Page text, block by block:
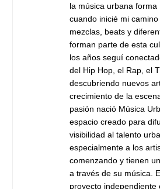
la música urbana forma
cuando inicié mi
mezclas, beats y
forman parte de esta
los años seguí
del Hip Hop, el Rap, el
descubriendo nuevos
crecimiento de la
pasión nació Música
espacio creado para
visibilidad al talento
especialmente a los
comenzando y tienen
a través de su música.
proyecto